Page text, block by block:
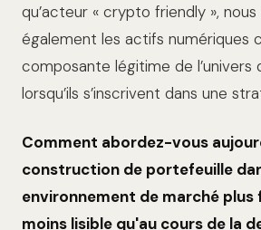
qu’acteur « crypto friendly »,
également les actifs numériques
composante légitime de l’univers
lorsqu’ils s’inscrivent dans une
Comment abordez-vous
construction de portefeuille
environnement de marché plus
moins lisible qu'au cours de la